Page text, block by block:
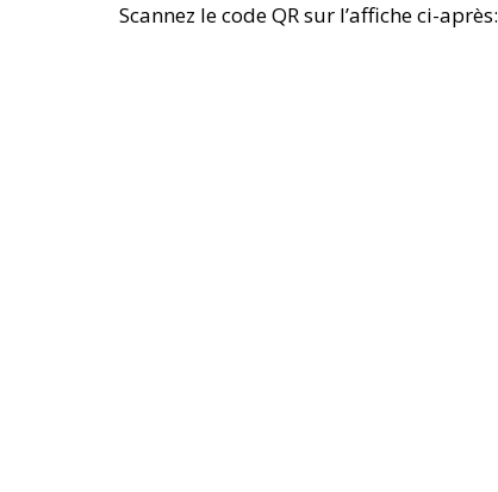
Scannez le code QR sur l’affiche ci-après: